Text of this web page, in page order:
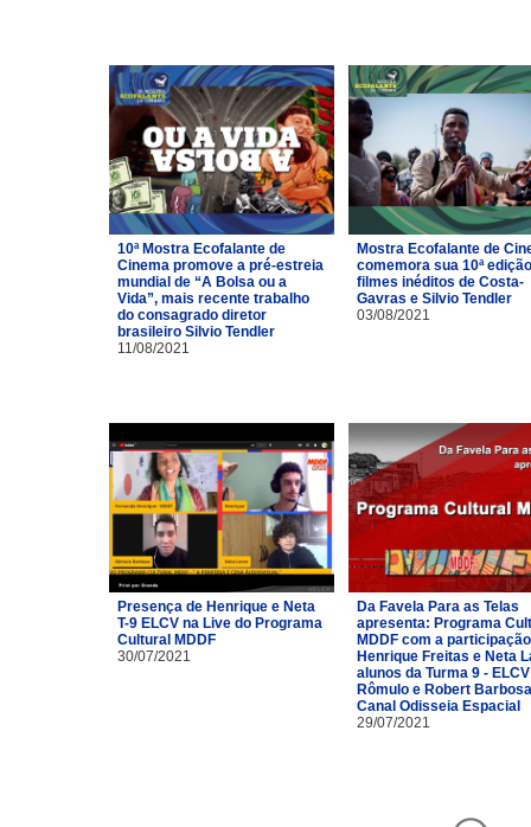
10ª Mostra Ecofalante de
Cinema promove a pré-estreia
mundial de “A Bolsa ou a
Vida”, mais recente trabalho
do consagrado diretor
brasileiro Silvio Tendler
11/08/2021
Mostra Ecofalante de
comemora sua 10ª
filmes inéditos de Costa-
Gavras e Silvio Tendler
03/08/2021
Presença de Henrique e Neta
T-9 ELCV na Live do Programa
Cultural MDDF
30/07/2021
Da Favela Para as Telas
apresenta: Programa
MDDF com a
Henrique Freitas e Neta
alunos da Turma 9 -
Rômulo e Robert
Canal Odisseia Espacial
29/07/2021